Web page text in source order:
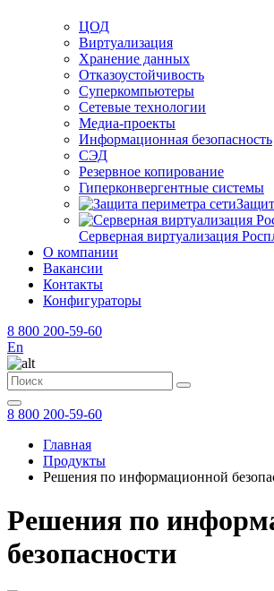
ЦОД
Виртуализация
Хранение данных
Отказоустойчивость
Суперкомпьютеры
Сетевые технологии
Медиа-проекты
Информационная безопасность
СЭД
Резервное копирование
Гиперконвергентные системы
Серверная виртуализация
О компании
Вакансии
Контакты
Конфигураторы
8 800 200-59-60
En
8 800 200-59-60
Главная
Продукты
Решения по информационной
Решения по
безопасности